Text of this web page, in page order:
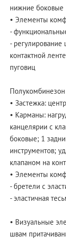
нижние боковые
• Элементы
-
-
контактной
пуговиц
Полукомбинезон
• Застежка:
• Карманы:
канцелярии с
боковые; 1
инструментов;
клапаном на
• Элементы
- бретели с
- эластичная
• Визуальные
швам